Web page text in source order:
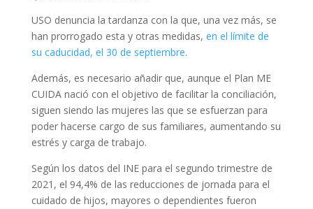
USO denuncia la tardanza con la que, una vez más, se
han prorrogado esta y otras medidas, en el límite de
su caducidad, el 30 de septiembre.
Además, es necesario añadir que, aunque el Plan ME
CUIDA nació con el objetivo de facilitar la conciliación,
siguen siendo las mujeres las que se esfuerzan para
poder hacerse cargo de sus familiares, aumentando su
estrés y carga de trabajo.
Según los datos del INE para el segundo trimestre de
2021, el 94,4% de las reducciones de jornada para el
cuidado de hijos, mayores o dependientes fueron